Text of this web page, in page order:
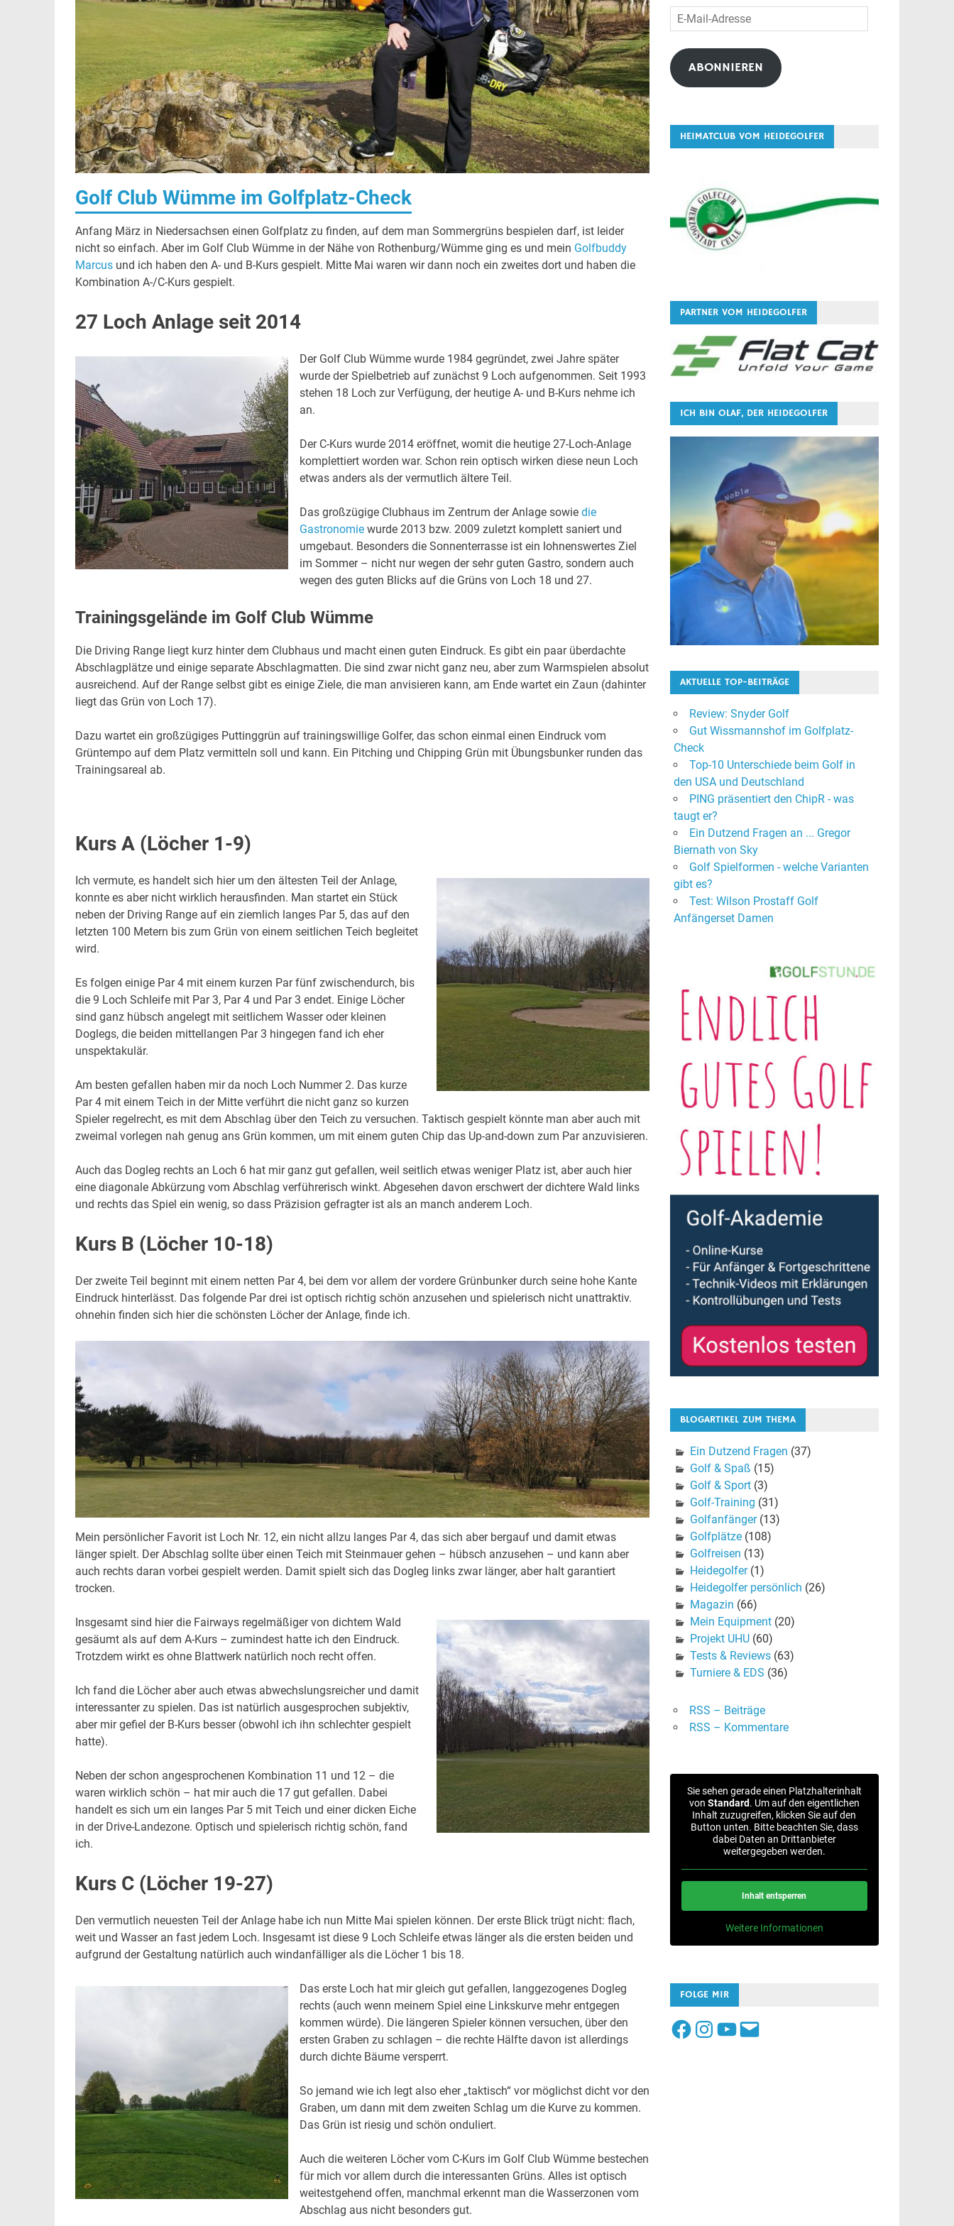
Golf Club Wümme im Golfplatz-Check
Anfang März in Niedersachsen einen Golfplatz zu finden, auf dem man Sommergrüns bespielen darf, ist leider
nicht so einfach. Aber im Golf Club Wümme in der Nähe von Rothenburg/Wümme ging es und mein Golfbuddy
Marcusund ich haben den A- und B-Kurs gespielt. Mitte Mai waren wir dann noch ein zweites dort und haben die
Kombination A-/C-Kurs gespielt.
27 Loch Anlage seit 2014
Der Golf Club Wümme wurde 1984 gegründet, zwei Jahre später
wurde der Spielbetrieb auf zunächst 9 Loch aufgenommen. Seit 1993
stehen 18 Loch zur Verfügung, der heutige A- und B-Kurs nehme ich
an.
Der C-Kurs wurde 2014 eröffnet, womit die heutige 27-Loch-Anlage
komplettiert worden war. Schon rein optisch wirken diese neun Loch
etwas anders als der vermutlich ältere Teil.
Das großzügige Clubhaus im Zentrum der Anlage sowie die
Gastronomiewurde 2013 bzw. 2009 zuletzt komplett saniert und
umgebaut. Besonders die Sonnenterrasse ist ein lohnenswertes Ziel
im Sommer – nicht nur wegen der sehr guten Gastro, sondern auch
wegen des guten Blicks auf die Grüns von Loch 18 und 27.
Trainingsgelände im Golf Club Wümme
Die Driving Range liegt kurz hinter dem Clubhaus und macht einen guten Eindruck. Es gibt ein paar überdachte
Abschlagplätze und einige separate Abschlagmatten. Die sind zwar nicht ganz neu, aber zum Warmspielen absolut
ausreichend. Auf der Range selbst gibt es einige Ziele, die man anvisieren kann, am Ende wartet ein Zaun (dahinter
liegt das Grün von Loch 17).
Dazu wartet ein großzügiges Puttinggrün auf trainingswillige Golfer, das schon einmal einen Eindruck vom
Grüntempo auf dem Platz vermitteln soll und kann. Ein Pitching und Chipping Grün mit Übungsbunker runden das
Trainingsareal ab.
Kurs A (Löcher 1-9)
Ich vermute, es handelt sich hier um den ältesten Teil der Anlage,
konnte es aber nicht wirklich herausfinden. Man startet ein Stück
neben der Driving Range auf ein ziemlich langes Par 5, das auf den
letzten 100 Metern bis zum Grün von einem seitlichen Teich begleitet
wird.
Es folgen einige Par 4 mit einem kurzen Par fünf zwischendurch, bis
die 9 Loch Schleife mit Par 3, Par 4 und Par 3 endet. Einige Löcher
sind ganz hübsch angelegt mit seitlichem Wasser oder kleinen
Doglegs, die beiden mittellangen Par 3 hingegen fand ich eher
unspektakulär.
Am besten gefallen haben mir da noch Loch Nummer 2. Das kurze
Par 4 mit einem Teich in der Mitte verführt die nicht ganz so kurzen
Spieler regelrecht, es mit dem Abschlag über den Teich zu versuchen. Taktisch gespielt könnte man aber auch mit
zweimal vorlegen nah genug ans Grün kommen, um mit einem guten Chip das Up-and-down zum Par anzuvisieren.
Auch das Dogleg rechts an Loch 6 hat mir ganz gut gefallen, weil seitlich etwas weniger Platz ist, aber auch hier
eine diagonale Abkürzung vom Abschlag verführerisch winkt. Abgesehen davon erschwert der dichtere Wald links
und rechts das Spiel ein wenig, so dass Präzision gefragter ist als an manch anderem Loch.
Kurs B (Löcher 10-18)
Der zweite Teil beginnt mit einem netten Par 4, bei dem vor allem der vordere Grünbunker durch seine hohe Kante
Eindruck hinterlässt. Das folgende Par drei ist optisch richtig schön anzusehen und spielerisch nicht unattraktiv.
ohnehin finden sich hier die schönsten Löcher der Anlage, finde ich.
Mein persönlicher Favorit ist Loch Nr. 12, ein nicht allzu langes Par 4, das sich aber bergauf und damit etwas
länger spielt. Der Abschlag sollte über einen Teich mit Steinmauer gehen – hübsch anzusehen – und kann aber
auch rechts daran vorbei gespielt werden. Damit spielt sich das Dogleg links zwar länger, aber halt garantiert
trocken.
Insgesamt sind hier die Fairways regelmäßiger von dichtem Wald
gesäumt als auf dem A-Kurs – zumindest hatte ich den Eindruck.
Trotzdem wirkt es ohne Blattwerk natürlich noch recht offen.
Ich fand die Löcher aber auch etwas abwechslungsreicher und damit
interessanter zu spielen. Das ist natürlich ausgesprochen subjektiv,
aber mir gefiel der B-Kurs besser (obwohl ich ihn schlechter gespielt
hatte).
Neben der schon angesprochenen Kombination 11 und 12 – die
waren wirklich schön – hat mir auch die 17 gut gefallen. Dabei
handelt es sich um ein langes Par 5 mit Teich und einer dicken Eiche
in der Drive-Landezone. Optisch und spielerisch richtig schön, fand
ich.
Kurs C (Löcher 19-27)
Den vermutlich neuesten Teil der Anlage habe ich nun Mitte Mai spielen können. Der erste Blick trügt nicht: flach,
weit und Wasser an fast jedem Loch. Insgesamt ist diese 9 Loch Schleife etwas länger als die ersten beiden und
aufgrund der Gestaltung natürlich auch windanfälliger als die Löcher 1 bis 18.
Das erste Loch hat mir gleich gut gefallen, langgezogenes Dogleg
rechts (auch wenn meinem Spiel eine Linkskurve mehr entgegen
kommen würde). Die längeren Spieler können versuchen, über den
ersten Graben zu schlagen – die rechte Hälfte davon ist allerdings
durch dichte Bäume versperrt.
So jemand wie ich legt also eher „taktisch“ vor möglichst dicht vor den
Graben, um dann mit dem zweiten Schlag um die Kurve zu kommen.
Das Grün ist riesig und schön onduliert.
Auch die weiteren Löcher vom C-Kurs im Golf Club Wümme bestechen
für mich vor allem durch die interessanten Grüns. Alles ist optisch
weitestgehend offen, manchmal erkennt man die Wasserzonen vom
Abschlag aus nicht besonders gut.
E-
Mail-
Adresse
ABONNIEREN
HEIMATCLUB VOM HEIDEGOLFER
PARTNER VOM HEIDEGOLFER
ICH BIN OLAF, DER HEIDEGOLFER
AKTUELLE TOP-BEITRÄGE
Review: Snyder Golf
Gut Wissmannshof im Golfplatz-
Check
Top-10 Unterschiede beim Golf in
den USA und Deutschland
PING präsentiert den ChipR - was
taugt er?
Ein Dutzend Fragen an ... Gregor
Biernath von Sky
Golf Spielformen - welche Varianten
gibt es?
Test: Wilson Prostaff Golf
Anfängerset Damen
BLOGARTIKEL ZUM THEMA
Ein Dutzend Fragen (37)
Golf & Spaß (15)
Golf & Sport(3)
Golf-Training (31)
Golfanfänger(13)
Golfplätze(108)
Golfreisen (13)
Heidegolfer(1)
Heidegolfer persönlich (26)
Magazin (66)
Mein Equipment(20)
Projekt UHU(60)
Tests & Reviews(63)
Turniere & EDS (36)
RSS – Beiträge
RSS – Kommentare
Sie sehen gerade einen Platzhalterinhalt
von Standard. Um auf den eigentlichen
Inhalt zuzugreifen, klicken Sie auf den
Button unten. Bitte beachten Sie, dass
dabei Daten an Drittanbieter
weitergegeben werden.
Inhalt entsperren
Weitere Informationen
FOLGE MIR
FacebookInstagram
YouTube
E-
Mail